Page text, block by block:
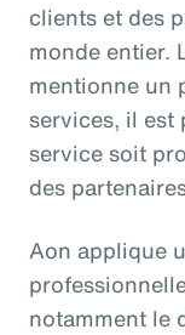
clients et des
monde entier.
mentionne un
services, il est
service soit
des
Aon applique
notamment le